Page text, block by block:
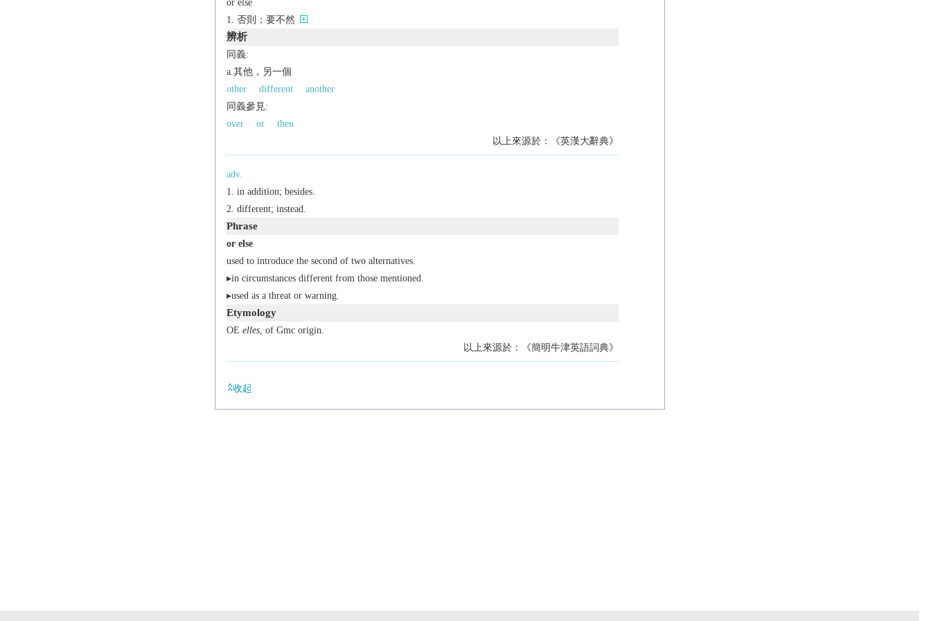
or else
否則；要不然
辨析
同義:
a.其他，另一個
other
different
another
同義參見:
over
or
then
以上來源於：《英漢大辭典》
adv.
in addition; besides.
different; instead.
Phrase
or else
used to introduce the second of two alternatives.
▸in circumstances different from those mentioned.
▸used as a threat or warning.
Etymology
OE elles, of Gmc origin.
以上來源於：《簡明牛津英語詞典》
收起